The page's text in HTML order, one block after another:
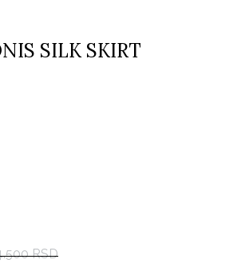
SILK SKIRT
RSD